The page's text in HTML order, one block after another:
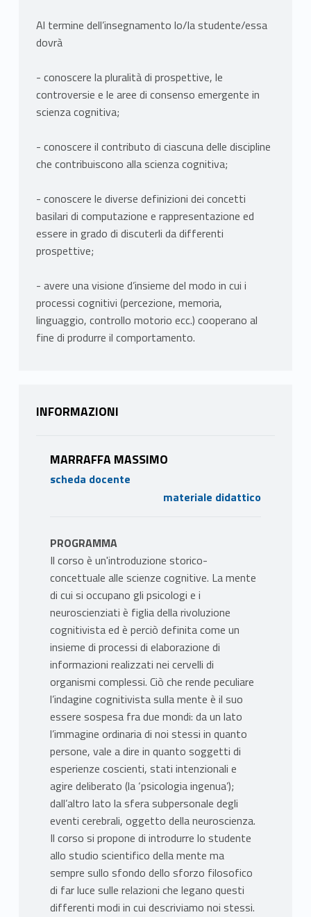
Al termine dell’insegnamento lo/la studente/essa
dovrà
- conoscere la pluralità di prospettive, le
controversie e le aree di consenso emergente in
scienza cognitiva;
- conoscere il contributo di ciascuna delle discipline
che contribuiscono alla scienza cognitiva;
- conoscere le diverse definizioni dei concetti
basilari di computazione e rappresentazione ed
essere in grado di discuterli da differenti
prospettive;
- avere una visione d’insieme del modo in cui i
processi cognitivi (percezione, memoria,
linguaggio, controllo motorio ecc.) cooperano al
fine di produrre il comportamento.
INFORMAZIONI
MARRAFFA MASSIMO
scheda docente
materiale didattico
PROGRAMMA
Il corso è un'introduzione storico-
concettuale alle scienze cognitive. La mente
di cui si occupano gli psicologi e i
neuroscienziati è figlia della rivoluzione
cognitivista ed è perciò definita come un
insieme di processi di elaborazione di
informazioni realizzati nei cervelli di
organismi complessi. Ciò che rende peculiare
l’indagine cognitivista sulla mente è il suo
essere sospesa fra due mondi: da un lato
l’immagine ordinaria di noi stessi in quanto
persone, vale a dire in quanto soggetti di
esperienze coscienti, stati intenzionali e
agire deliberato (la ‘psicologia ingenua’);
dall’altro lato la sfera subpersonale degli
eventi cerebrali, oggetto della neuroscienza.
Il corso si propone di introdurre lo studente
allo studio scientifico della mente ma
sempre sullo sfondo dello sforzo filosofico
di far luce sulle relazioni che legano questi
differenti modi in cui descriviamo noi stessi.